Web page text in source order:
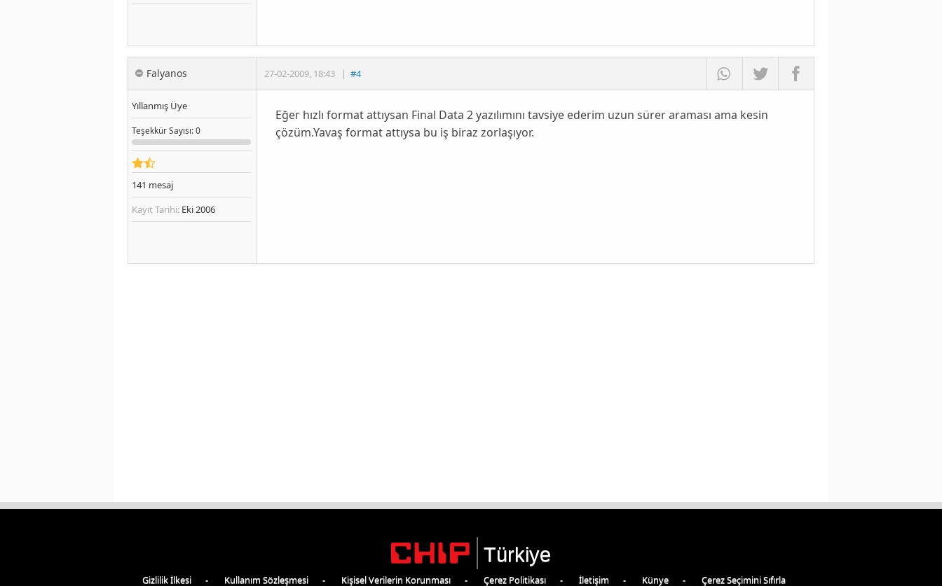
Falyanos 27-02-2009, 18:43 | #4
Yıllanmış Üye
TeşekkürSayısı: 0
141 mesaj
Kayıt Tarihi: Eki 2006
Eğer hızlı format attıysan Final Data 2 yazılımını tavsiye ederim uzun sürer araması ama kesin
çözüm.Yavaş format attıysa bu iş biraz zorlaşıyor.
Türkiye
Gizlilik İlkesi Kullanım Sözleşmesi Kişisel Verilerin Korunması Çerez Politikası İletişim Künye Çerez Seçimini Sıfırla